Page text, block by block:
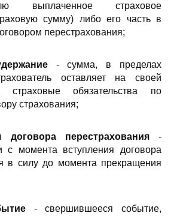
выплаченное страховое
сумму) либо его часть в
перестрахования;
- сумма, в пределах
оставляет на своей
страховые обязательства по
страхования;
договора перестрахования-
с момента вступления договора
в силу до момента прекращения
- свершившееся событие,